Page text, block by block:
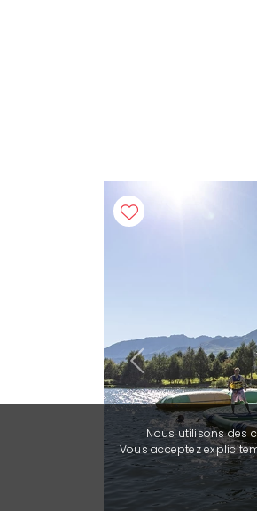
Previous
Nous utilisons des
Vous acceptez